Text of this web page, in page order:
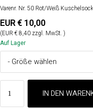
Varenr. Nr. 50 Rot/Weiß
EUR € 10,00
(EUR € 8,40 zzgl. MwSt. )
Auf Lager